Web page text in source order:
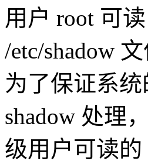
用户 root 可
/etc/shadow
为了保证系
shadow 处理
级用户可读的